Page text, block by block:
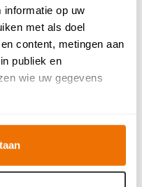
informatie op uw
met als doel
content, metingen aan
publiek en
wie uw gegevens
graag:
geografische locatie,
kan zijn
beleving.
met VR-bril
te zien.